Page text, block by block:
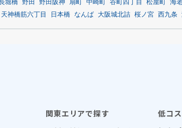
堀橋 野田 野田阪神 扇町 中崎町 谷町四丁目 松屋町 海
天神橋筋六丁目 日本橋 なんば 大阪城北詰 桜ノ宮 西九条
関東エリアで探す
低コ